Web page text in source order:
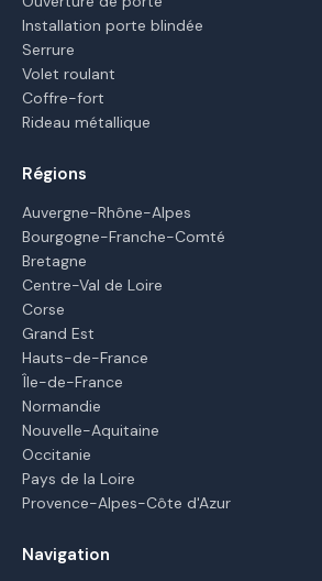
Installation porte blindée
Serrure
Volet roulant
Coffre-fort
Rideau métallique
Régions
Auvergne-Rhône-Alpes
Bourgogne-Franche-Comté
Bretagne
Centre-Val de Loire
Corse
Grand Est
Hauts-de-France
Île-de-France
Normandie
Nouvelle-Aquitaine
Occitanie
Pays de la Loire
Provence-Alpes-Côte d'Azur
Navigation